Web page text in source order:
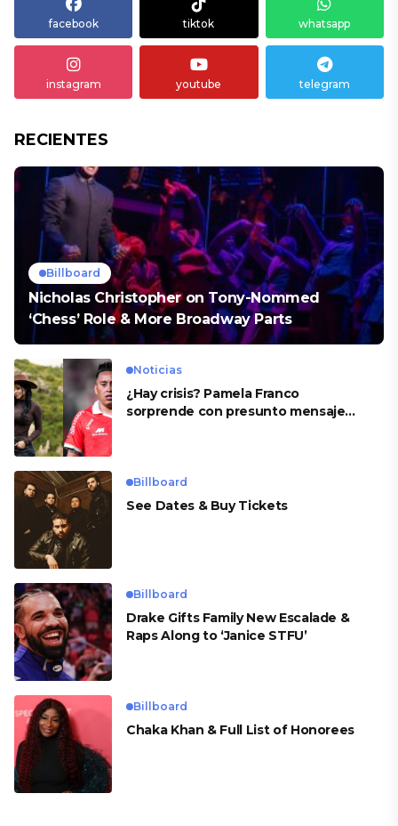
facebook tiktok whatsapp
instagram youtube telegram
RECIENTES
Billboard
Nicholas Christopher on Tony-Nommed
‘Chess’ Role & More Broadway Parts
Noticias
¿Hay crisis? Pamela Franco
sorprende con presunto mensaje
Billboard
See Dates & Buy Tickets
Billboard
Drake Gifts Family New Escalade &
Raps Along to ‘Janice STFU’
Billboard
Chaka Khan & Full List of Honorees